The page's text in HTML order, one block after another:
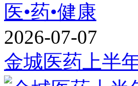
医•药•健康
2026-07-07
金城医药上半